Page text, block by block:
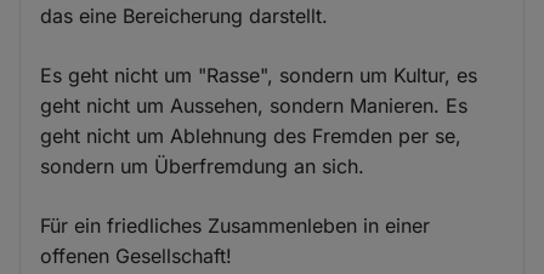
das eine Bereicherung darstellt.
Es geht nicht um "Rasse", sondern um Kultur, es
geht nicht um Aussehen, sondern Manieren. Es
geht nicht um Ablehnung des Fremden per se,
sondern um Überfremdung an sich.
Für ein friedliches Zusammenleben in einer
offenen Gesellschaft!